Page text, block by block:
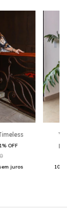
%OFF
juros 10